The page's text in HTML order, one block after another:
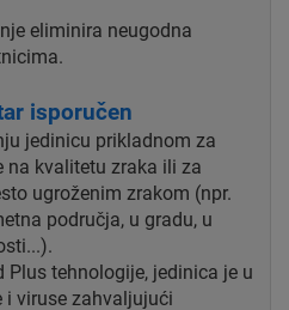
eliminira neugodna
isporučen
jedinicu prikladnom za
na kvalitetu zraka ili za
ugroženim zrakom (npr.
područja, u gradu, u
Plus tehnologije, jedinica je u
viruse zahvaljujući